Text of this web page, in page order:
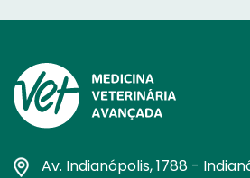
Av. Indianópolis, 1788 -